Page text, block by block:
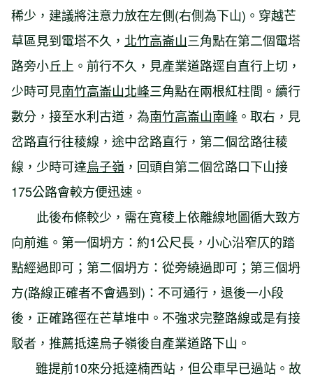
稀少，建議將注意力放在左側(右側為下山)。穿越芒
草區見到電塔不久， 北竹高崙山三角點在第二個電塔
路旁小丘上。前行不久，見產業道路逕自直行上切，
少時可見南竹高崙山北峰三角點在兩根紅柱間。續行
數分，接至水利古道，為南竹高崙山南峰 。取右，見
岔路直行往稜線，途中岔路直行，第二個岔路往稜
線，少時可達烏子嶺 ，回頭自第二個岔路口下山接
175公路會較方便迅速。
此後布條較少，需在寬稜上依離線地圖循大致方
向前進。第一個坍方：約1公尺長，小心沿窄仄的踏
點經過即可；第二個坍方：從旁繞過即可；第三個坍
方(路線正確者不會遇到)：不可通行，退後一小段
後，正確路徑在芒草堆中。不強求完整路線或是有接
駁者，推薦抵達烏子嶺後自產業道路下山。
雖提前10來分抵達楠西站，但公車早已過站。故